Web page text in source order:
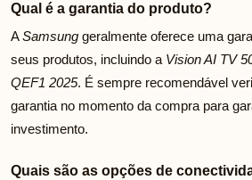
Qual é a garantia do produto?
ASamsung geralmente oferece uma
seus produtos, incluindo a Vision AI TV
QEF1 2025. É sempre recomendável
garantia no momento da compra para
investimento.
Quais são as opções de